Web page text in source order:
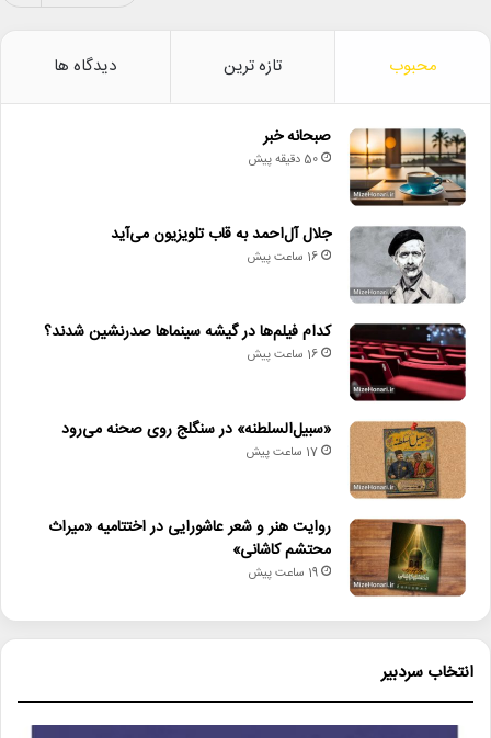
محبوب تازه ترین دیدگاه ها
صبحانه خبر
50 دقیقه پیش
جلال آل‌احمد به قاب تلویزیون می‌آید
16 ساعت پیش
کدام فیلم‌ها در گیشه سینماها صدرنشین شدند؟
16 ساعت پیش
«سبیل‌السلطنه» در سنگلج روی صحنه می‌رود
17 ساعت پیش
روایت هنر و شعر عاشورایی در اختتامیه «میراث
محتشم کاشانی»
19 ساعت پیش
انتخاب سردبیر